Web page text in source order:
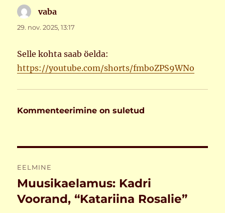
vaba
29. nov. 2025, 13:17
Selle kohta saab öelda:
https://youtube.com/shorts/fmboZPS9WNo
Kommenteerimine on suletud
EELMINE
Eelmine
postitus:
Muusikaelamus: Kadri
Voorand, “Katariina Rosalie”